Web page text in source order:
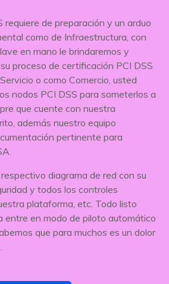
requiere de preparación y un arduo
como de Infraestructura, con
en mano le brindaremos y
proceso de certificación PCI DSS
o como Comercio, usted
nodos PCI DSS para someterlos a
que cuente con nuestra
además nuestro equipo
pertinente para
diagrama de red con su
y todos los controles
plataforma, etc. Todo listo
entre en modo de piloto automático
que para muchos es un dolor